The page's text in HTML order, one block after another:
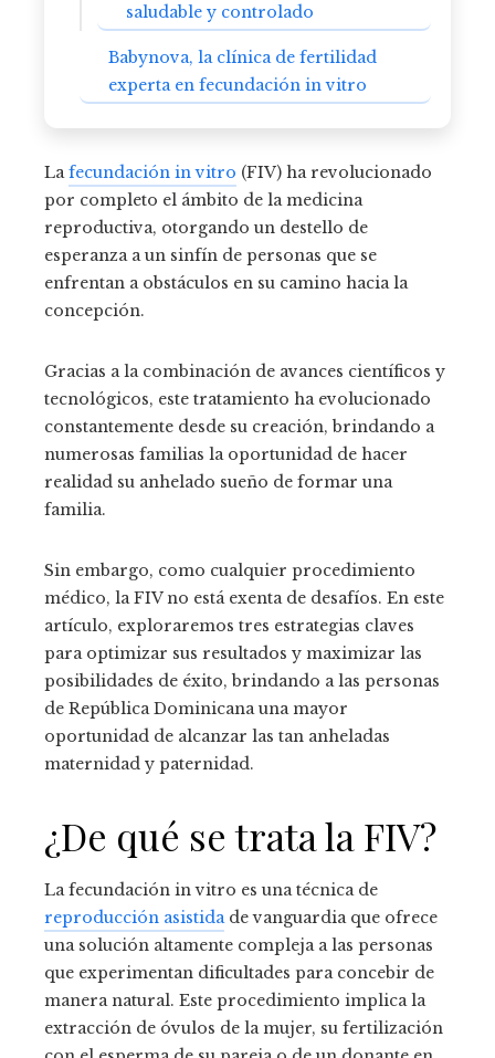
saludable y controlado
Babynova, la clínica de fertilidad
experta en fecundación in vitro
Lafecundación in vitro (FIV) ha revolucionado
por completo el ámbito de la medicina
reproductiva, otorgando un destello de
esperanza a un sinfín de personas que se
enfrentan a obstáculos en su camino hacia la
concepción.
Gracias a la combinación de avances científicos y
tecnológicos, este tratamiento ha evolucionado
constantemente desde su creación, brindando a
numerosas familias la oportunidad de hacer
realidad su anhelado sueño de formar una
familia.
Sin embargo, como cualquier procedimiento
médico, la FIV no está exenta de desafíos. En este
artículo, exploraremos tres estrategias claves
para optimizar sus resultados y maximizar las
posibilidades de éxito, brindando a las personas
de República Dominicana una mayor
oportunidad de alcanzar las tan anheladas
maternidad y paternidad.
¿De qué se trata la FIV?
La fecundación in vitro es una técnica de
reproducción asistidade vanguardia que ofrece
una solución altamente compleja a las personas
que experimentan dificultades para concebir de
manera natural. Este procedimiento implica la
extracción de óvulos de la mujer, su fertilización